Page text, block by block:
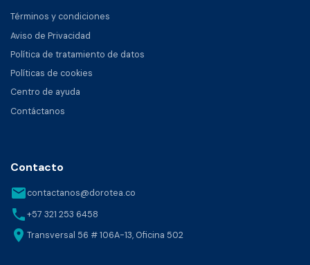
Términos y condiciones
Aviso de Privacidad
Política de tratamiento de datos
Políticas de cookies
Centro de ayuda
Contáctanos
Contacto
emailcontactanos@dorotea.co
phone+57 321 253 6458
location_onTransversal 56 # 106A-13, Oficina 502